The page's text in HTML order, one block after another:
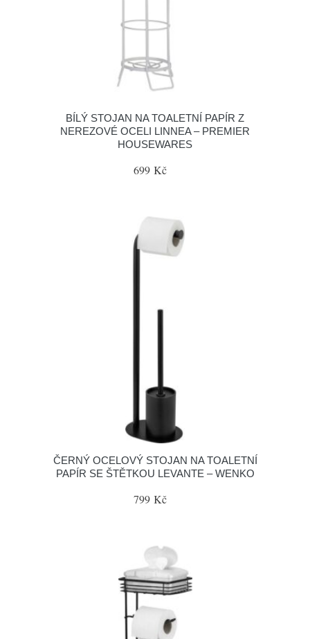
BÍLÝ STOJAN NA TOALETNÍ PAPÍR Z
NEREZOVÉ OCELI LINNEA – PREMIER
HOUSEWARES
699 Kč
ČERNÝ OCELOVÝ STOJAN NA TOALETNÍ
PAPÍR SE ŠTĚTKOU LEVANTE – WENKO
799 Kč